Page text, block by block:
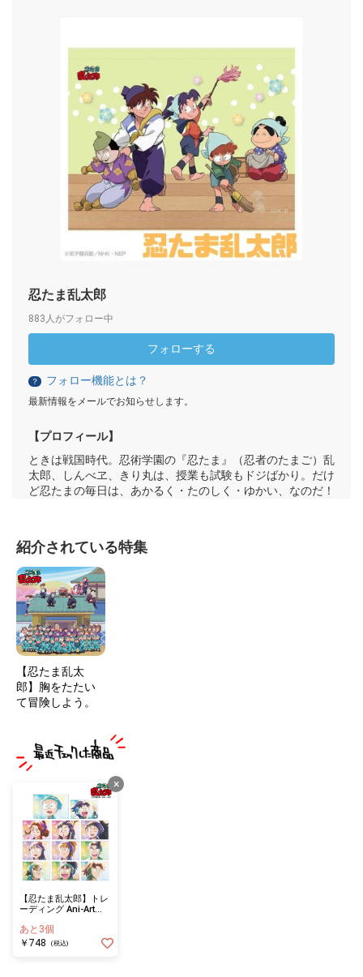
忍たま乱太郎
883人がフォロー中
フォローする
？ フォロー機能とは？
最新情報をメールでお知らせします。
【プロフィール】
ときは戦国時代。忍術学園の『忍たま』（忍者のたまご）乱
太郎、しんべヱ、きり丸は、授業も試験もドジばかり。だけ
ど忍たまの毎日は、あかるく・たのしく・ゆかい、なのだ！
紹介されている特集
【忍たま乱太
郎】胸をたたい
て冒険しよう。
×
【忍たま乱太郎】トレ
ーディング Ani-Art
リルカード ver.A(単位/
単品)(全11種)
あと3個
￥748
(税込)